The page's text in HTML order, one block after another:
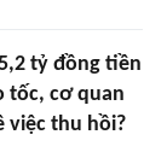
5,2 tỷ đồng tiền
tốc, cơ quan
việc thu hồi?